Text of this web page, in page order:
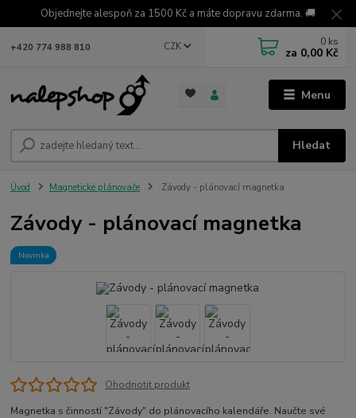
Objednejte alespoň za 1500 Kč a máte dopravu zdarma. 🚚
Menu
CZK
Hledat
+420 774 988 810 0 ks
za 0,00 Kč
Úvod Magnetické plánovače Závody - plánovací magnetka
Závody - plánovací magnetka
Novinka
Ohodnotit produkt
Magnetka s činností "Závody" do plánovacího kalendáře. Naučte své